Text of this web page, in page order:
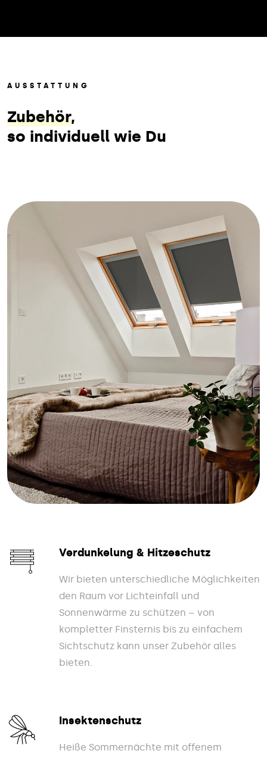
AUSSTATTUNG
Zubehör,
so individuell wie Du
Verdunkelung & Hitzeschutz
Wir bieten unterschiedliche Möglichkeiten
den Raum vor Lichteinfall und
Sonnenwärme zu schützen – von
kompletter Finsternis bis zu einfachem
Sichtschutz kann unser Zubehör alles
bieten.
Insektenschutz
Heiße Sommernächte mit offenem